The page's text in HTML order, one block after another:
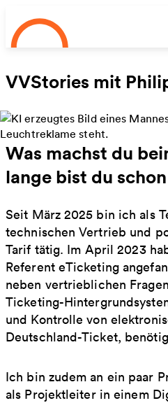
Zum Hauptinhalt springen
VVStories mit
Was machst du
lange bist du
Seit März 2025 bin ich als
technischen Vertrieb und
Tarif tätig. Im April 2023
Referent eTicketing
neben vertrieblichen
Ticketing-
und Kontrolle von
Deutschland-Ticket,
Ich bin zudem an ein paar
als Projektleiter in einem